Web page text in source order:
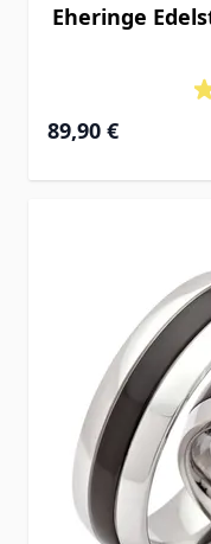
Eheringe
89,90 €